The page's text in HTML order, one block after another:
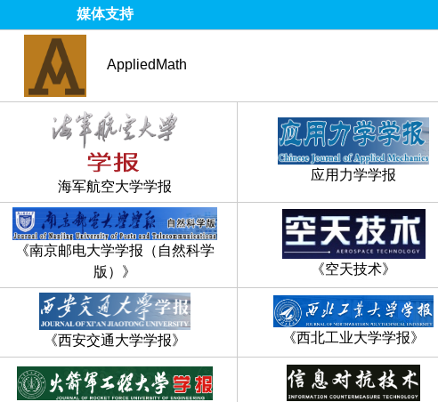
媒体支持
AppliedMath
海军航空大学学报
应用力学学报
《南京邮电大学学报（自然科学
版）》
《空天技术》
《西安交通大学学报》 《西北工业大学学报》